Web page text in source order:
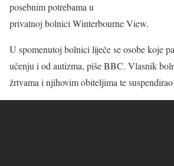
posebnim potrebama u
privatnoj bolnici Winterbourne View.
U spomenutoj bolnici liječe se osobe koje
učenju i od autizma, piše BBC. Vlasnik
žrtvama i njihovim obiteljima te